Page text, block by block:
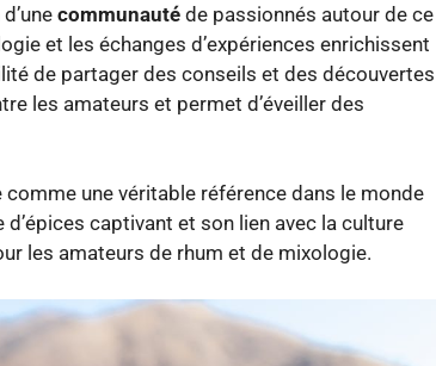
communauté de passionnés autour de ce
et les échanges d’expériences enrichissent
de partager des conseils et des découvertes
les amateurs et permet d’éveiller des
une véritable référence dans le monde
d’épices captivant et son lien avec la culture
les amateurs de rhum et de mixologie.